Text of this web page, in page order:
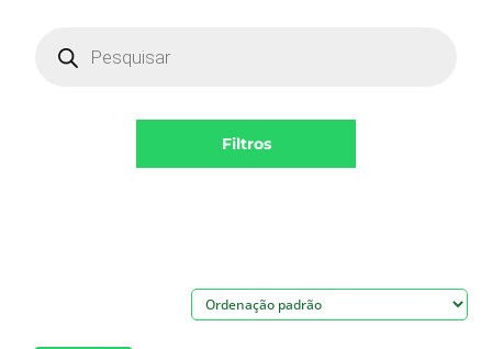
search
Filtros